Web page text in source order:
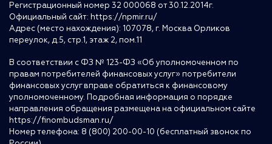
Регистрационный номер 32 000068 от 30.12.2014г.
Официальный сайт: https://npmir.ru/
Адрес (место нахождения): 107078, г. Москва Орликов
переулок, д.5, стр.1, этаж 2, пом.11
В соответствии с ФЗ № 123-ФЗ «Об уполномоченном по
правам потребителей финансовых услуг» потребители
финансовых услуг вправе обратиться к финансовому
уполномоченному. Подробная информация о порядке
направления обращения размещена на официальном сайте
https://finombudsman.ru/
Номер телефона: 8 (800) 200-00-10 (бесплатный звонок по